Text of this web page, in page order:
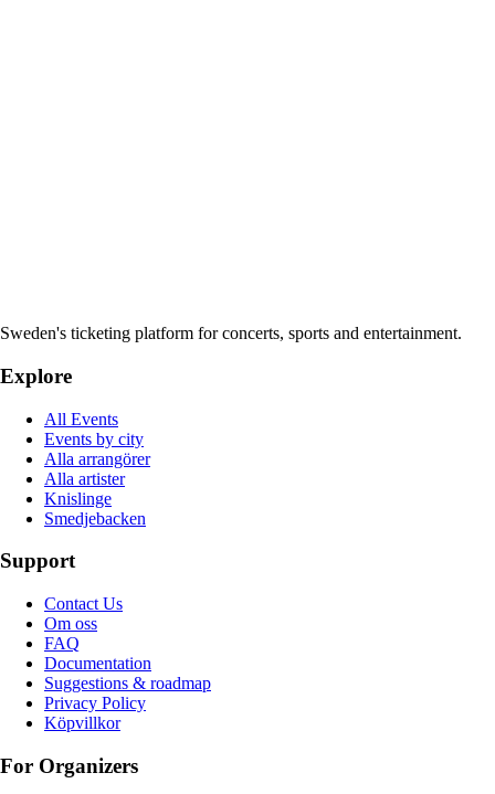
Sweden's ticketing platform for concerts, sports and entertainment.
Explore
All Events
Events by city
Alla arrangörer
Alla artister
Knislinge
Smedjebacken
Support
Contact Us
Om oss
FAQ
Documentation
Suggestions & roadmap
Privacy Policy
Köpvillkor
For Organizers